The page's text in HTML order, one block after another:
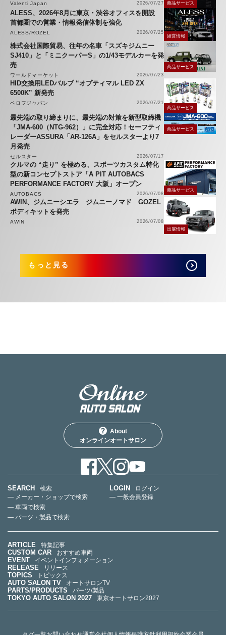
Valenti Japan 2026/07/27 商品サービス
ALESS、2026年8月に東京・渋谷オフィスを開設
首都圏での営業・情報発信体制を強化
ALESS/ROZEL 2026/07/25
経営情報
株式会社国際貿易、往年の名車「スズキジムニー
SJ410」と「ミニクーパーS」の1/43モデルカーを発
売
ワールドマーケット 2026/07/23
商品サービス
HID交換用LEDバルブ “オプティマル LED ZX
6500K” 新発売
ベロフジャパン
2026/07/21
商品サービス
最先端の取り締まりに、最先端の対策を新型取締機
「JMA-600（NTG-962）」に完全対応！セーフティ
レーダーASSURA「AR-126A」をセルスターより7
月発売
セルスター 2026/07/17
商品サービス
クルマの “走り” を極める、スポーツカスタム特化
型の新コンセプトストア「A PIT AUTOBACS
PERFORMANCE FACTORY 大阪」オープン
AUTOBACS 2026/07/08
商品サービス
AWIN、ジムニーシエラ ジムニーノマド GOZEL
ボディキットを発売
AWIN
2026/07/08
出展情報
もっと見る
About
オンラインオートサロン
SEARCH
検索
— メーカー・ショップで検索
— 車両で検索
— パーツ・製品で検索
LOGIN
ログイン
— 一般会員登録
ARTICLE 特集記事
CUSTOM CAR おすすめ車両
EVENT イベントインフォメーション
RELEASE リリース
TOPICS トピックス
AUTO SALON TV オートサロンTV
PARTS/PRODUCTS パーツ/製品
TOKYO AUTO SALON 2027 東京オートサロン2027